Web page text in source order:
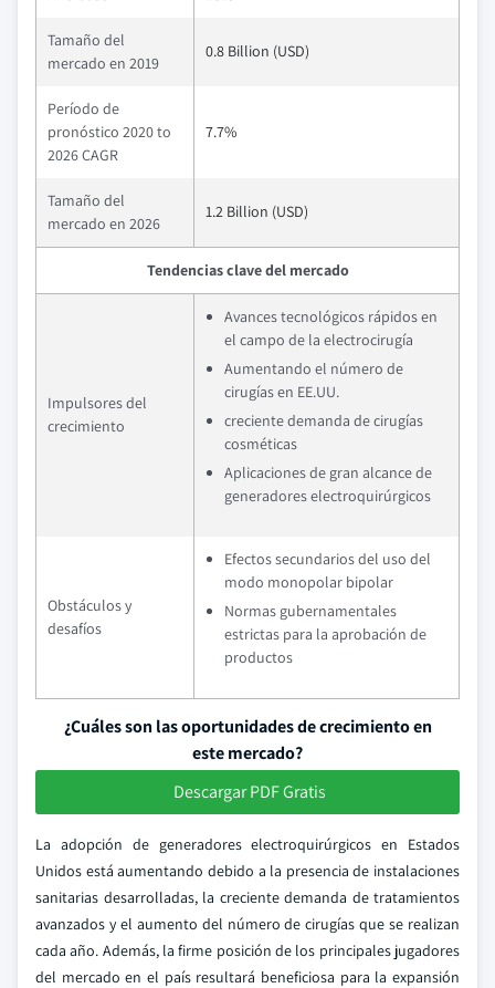
Tamaño del
mercado en 2019
0.8 Billion (USD)
Período de
pronóstico 2020 to
2026 CAGR
7.7%
Tamaño del
mercado en 2026
1.2 Billion (USD)
Tendencias clave del mercado
Impulsores del
crecimiento
Avances tecnológicos rápidos en
el campo de la electrocirugía
Aumentando el número de
cirugías en EE.UU.
creciente demanda de cirugías
cosméticas
Aplicaciones de gran alcance de
generadores electroquirúrgicos
Obstáculos y
desafíos
Efectos secundarios del uso del
modo monopolar bipolar
Normas gubernamentales
estrictas para la aprobación de
productos
¿Cuáles son las oportunidades de crecimiento en
este mercado?
Descargar PDF Gratis
La adopción de generadores electroquirúrgicos en Estados
Unidos está aumentando debido a la presencia de instalaciones
sanitarias desarrolladas, la creciente demanda de tratamientos
avanzados y el aumento del número de cirugías que se realizan
cada año. Además, la firme posición de los principales jugadores
del mercado en el país resultará beneficiosa para la expansión